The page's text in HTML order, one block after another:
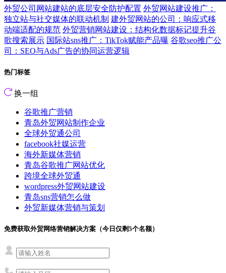
外贸公司网站建站的底层安全防护配置 外贸网站建设推广：
独立站与社交媒体的联动机制 建外贸网站的公司：响应式移
动端适配的规范 外贸营销网站建设：结构化数据标记提升谷
歌搜索展示 国际站sns推广：TikTok赋能产品曝 谷歌seo推广公
司：SEO与Ads广告的协同运营逻辑
热门标签
换一组
谷歌推广营销
青岛外贸网站制作企业
全球外贸通公司
facebook社媒运营
海外新媒体营销
青岛谷歌推广网站优化
跨境全球外贸通
wordpress外贸网站建设
青岛sns营销怎么做
外贸新媒体营销与策划
免费获取外贸网络营销解决方案（今日仅剩5个名额）